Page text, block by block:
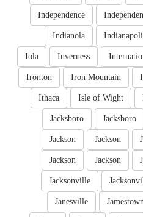
Independence
Indianola
Inverness
Iola
Iron Mountain
Ironton
Isle of Wight
Ithaca
Jacksboro
Jacksboro
Jackson
Jackson
Jackson
Jackson
Jacksonville
Janesville